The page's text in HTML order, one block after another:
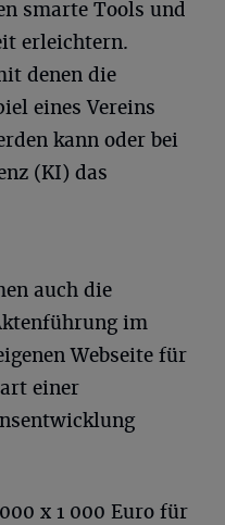
smarte Tools und
erleichtern.
denen die
eines Vereins
kann oder bei
(KI) das
auch die
im
Webseite für
einer
x 1 000 Euro für